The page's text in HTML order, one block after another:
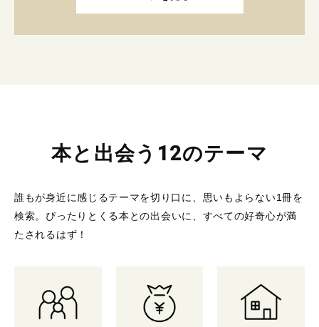
本と出会う12のテーマ
誰もが身近に感じるテーマを切り口に、思いもよらない1冊を
検索。 ぴったりとくる本との出会いに、すべての好奇心が満
たされるはず！